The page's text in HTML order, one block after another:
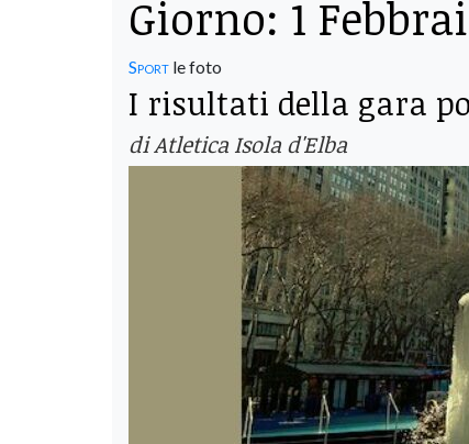
Giorno: 1
Sport le foto
I risultati della gara
di Atletica Isola d'Elba